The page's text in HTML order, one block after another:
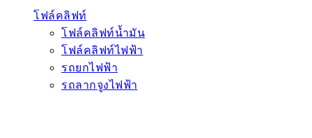
โฟล์คลิฟท์
โฟล์คลิฟท์น้ำมัน
โฟล์คลิฟท์ไฟฟ้า
รถยกไฟฟ้า
รถลากจูงไฟฟ้า